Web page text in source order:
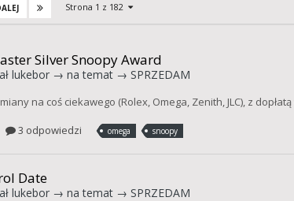
Strona 1 z 182
Silver Snoopy Award
lukebor→ na temat → SPRZEDAM
na coś ciekawego (Rolex, Omega, Zenith, JLC), z
3 odpowiedzi omega snoopy
Date
lukebor→ na temat → SPRZEDAM